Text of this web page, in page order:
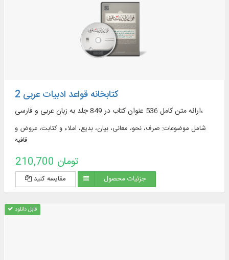
کتابخانه قواعد ادبیات عربی 2
ارائه متن کامل 536 عنوان کتاب در 849 جلد به زبان عربی و فارسی،
شامل موضوعات: صرف، نحو، معانی، بیان، بدیع، املاء و کتابت، عروض و
قافیه
210,700 تومان
مقایسه کنید جزئیات محصول
قابل دانلود